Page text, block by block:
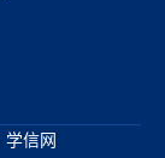
学信网